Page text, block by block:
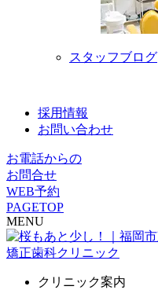
スタッフブログ
採用情報
お問い合わせ
お電話からの
お問合せ
WEB予約
PAGETOP
MENU
クリニック案内